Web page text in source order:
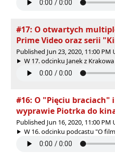
#17: O otwartych
Prime Video oraz serii
Published Jun 23, 2020, 11:00 PM
W 17. odcinku Janek z
#16: O "Pięciu braciach"
wyprawie Piotrka do
Published Jun 16, 2020, 11:00 PM
W 16. odcinku podcastu "O